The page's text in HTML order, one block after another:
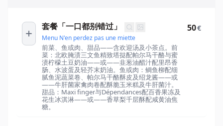
套餐「一口都别错过」
Menu N'en perdez pas une miette
前菜、鱼或肉、甜品——含欢迎汤及小茶点。前
菜：北欧腌渍三文鱼精致塔挞配帕尔马干酪与蜜
渍柠檬土豆奶油——或——韭葱油醋汁配里昂香
肠、水波蛋及轻芥末奶油。鱼或肉：鲷鱼柳配细
腻鱼泥蔬菜卷、帕尔马干酪酥皮及绍龙酱——或
——牛肝菌家禽肉卷配酥脆玉米糕及牛肝菌汁。
甜品：Maxi finger与Dépendances配百香果冻及
花生冰淇淋——或——香草梨千层酥配咸黄油焦
糖。
50€